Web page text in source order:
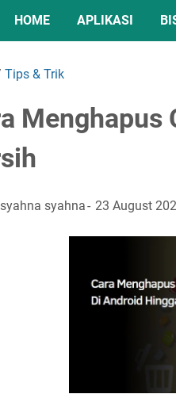
HOME APLIKASI
Tips & Trik
Menghapus
syahna syahna 23 August